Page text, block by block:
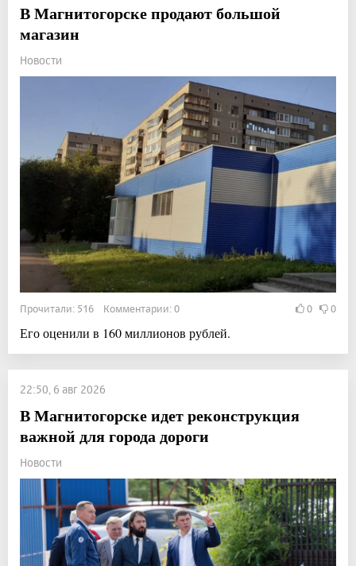
В Магнитогорске продают большой
магазин
Новости
Прочитали: 516 Комментарии: 0 0 0
Его оценили в 160 миллионов рублей.
22:50, 6 авг 2026
В Магнитогорске идет реконструкция
важной для города дороги
Новости